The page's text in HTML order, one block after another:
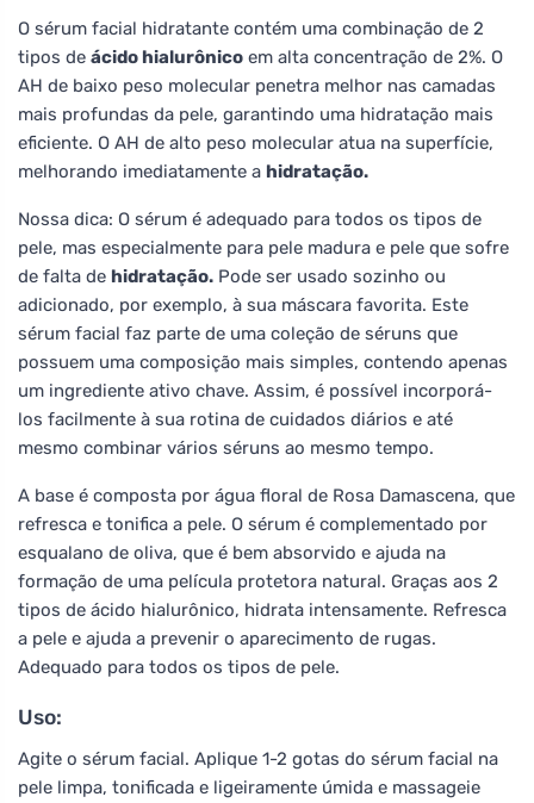
O sérum facial hidratante contém uma combinação de 2
tipos de ácido hialurônico em alta concentração de 2%. O
AH de baixo peso molecular penetra melhor nas camadas
mais profundas da pele, garantindo uma hidratação mais
eficiente. O AH de alto peso molecular atua na superfície,
melhorando imediatamente a hidratação.
Nossa dica: O sérum é adequado para todos os tipos de
pele, mas especialmente para pele madura e pele que sofre
de falta de hidratação. Pode ser usado sozinho ou
adicionado, por exemplo, à sua máscara favorita. Este
sérum facial faz parte de uma coleção de séruns que
possuem uma composição mais simples, contendo apenas
um ingrediente ativo chave. Assim, é possível incorporá-
los facilmente à sua rotina de cuidados diários e até
mesmo combinar vários séruns ao mesmo tempo.
A base é composta por água floral de Rosa Damascena, que
refresca e tonifica a pele. O sérum é complementado por
esqualano de oliva, que é bem absorvido e ajuda na
formação de uma película protetora natural. Graças aos 2
tipos de ácido hialurônico, hidrata intensamente. Refresca
a pele e ajuda a prevenir o aparecimento de rugas.
Adequado para todos os tipos de pele.
Uso:
Agite o sérum facial. Aplique 1-2 gotas do sérum facial na
pele limpa, tonificada e ligeiramente úmida e massageie